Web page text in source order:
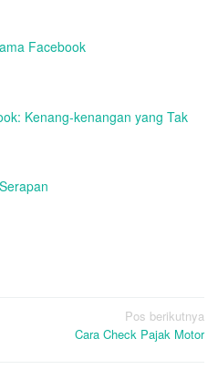
Facebook
Kenang-kenangan yang Tak
Pos berikutnya
Cara Check Pajak Motor